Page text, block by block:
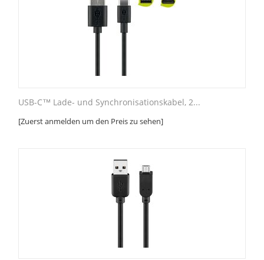
USB-C™ Lade- und Synchronisationskabel, 2...
[Zuerst anmelden um den Preis zu sehen]